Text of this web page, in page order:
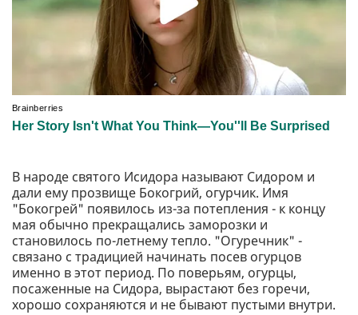
В народе святого Исидора называют Сидором и
дали ему прозвище Бокогрий, огурчик. Имя
"Бокогрей" появилось из-за потепления - к концу
мая обычно прекращались заморозки и
становилось по-летнему тепло. "Огуречник" -
связано с традицией начинать посев огурцов
именно в этот период. По поверьям, огурцы,
посаженные на Сидора, вырастают без горечи,
хорошо сохраняются и не бывают пустыми внутри.